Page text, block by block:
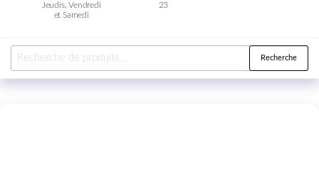
Jeudis, Vendredi
et Samedi
23
Recherche